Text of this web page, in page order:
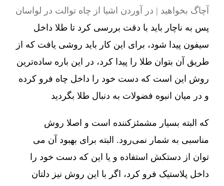
آچاگ بخواهید | در آوردن اشیا از چاه توالت در لواسان
پس به ناچار باید با دقت بررسی کرد تا طلا داخل
سیفون پیدا شود، برای این کار باید روشی یافت که از
طریق آن بتوان طلا را پیدا کرد، در این باره ساده‌ترین
روش این است که دست خود را داخل چاه فرو کرده
و در میان انبوه فضولات به دنبال طلا بگردید
که البته بسیار مشمئزکننده است و اصلا روش
مناسبی به شمار نمی‌رود. البته برای بهبود آن می
توان از دستکش استفاده و یا این که دست خود را
داخل پلاستیک فرو کرد، اگر با این روش نیز دلتان